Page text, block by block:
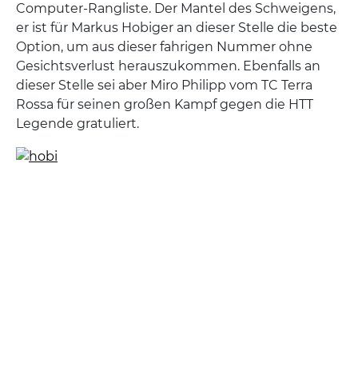
Computer-Rangliste. Der Mantel des Schweigens,
er ist für Markus Hobiger an dieser Stelle die beste
Option, um aus dieser fahrigen Nummer ohne
Gesichtsverlust herauszukommen. Ebenfalls an
dieser Stelle sei aber Miro Philipp vom TC Terra
Rossa für seinen großen Kampf gegen die HTT
Legende gratuliert.